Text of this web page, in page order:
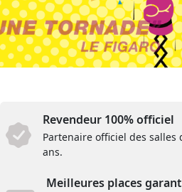
Revendeur 100% officiel
Partenaire officiel des salles
ans.
Meilleures places